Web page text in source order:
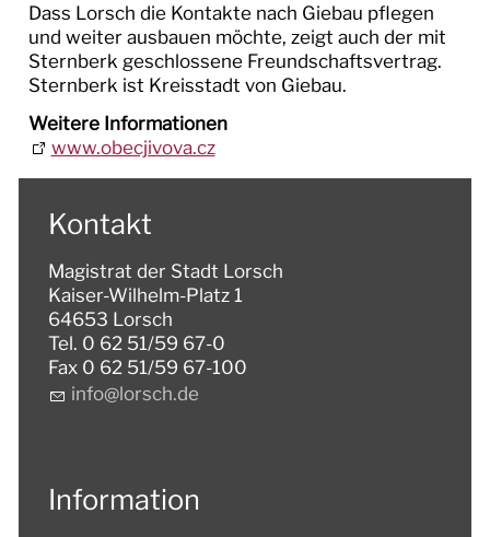
Dass Lorsch die Kontakte nach Giebau pflegen
und weiter ausbauen möchte, zeigt auch der mit
Sternberk geschlossene Freundschaftsvertrag.
Sternberk ist Kreisstadt von Giebau.
Weitere Informationen
www.obecjivova.cz
Kontakt
Magistrat der Stadt Lorsch
Kaiser-Wilhelm-Platz 1
64653 Lorsch
Tel. 0 62 51/59 67-0
Fax 0 62 51/59 67-100
nf
l rsch d
Information